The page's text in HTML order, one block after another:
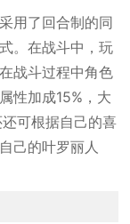
用了回合制的同
。在战斗中，玩
战斗过程中角色
性加成15%，大
可根据自己的喜
己的叶罗丽人